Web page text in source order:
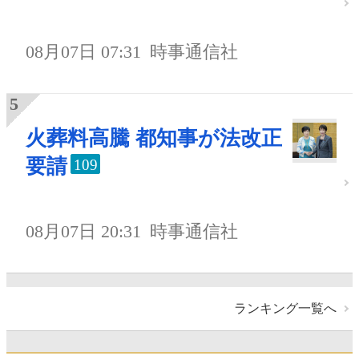
08月07日 07:31 時事通信社
火葬料高騰 都知事が法改正
要請 109
08月07日 20:31 時事通信社
ランキング一覧へ